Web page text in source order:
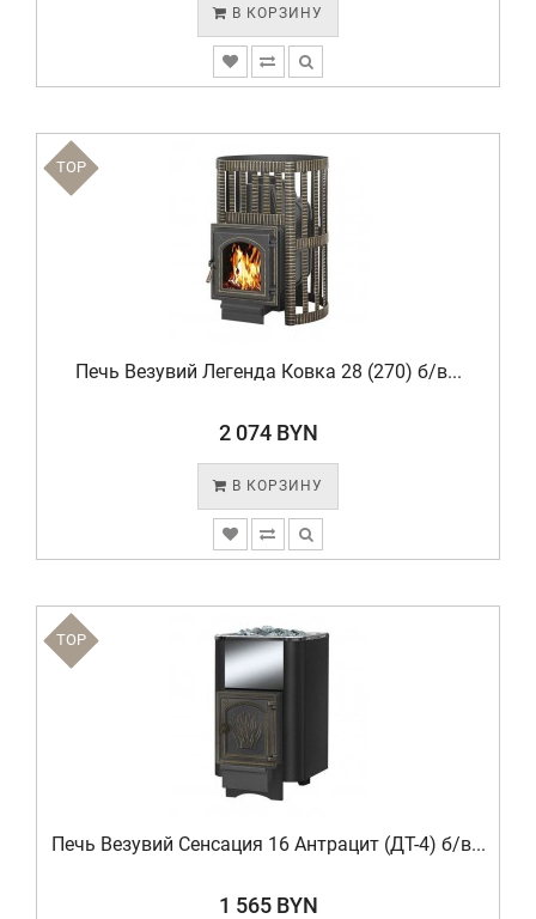
В КОРЗИНУ
TOP
Печь Везувий Легенда Ковка 28 (270) б/в...
2 074 BYN
В КОРЗИНУ
TOP
Печь Везувий Сенсация 16 Антрацит (ДТ-4) б/в...
1 565 BYN